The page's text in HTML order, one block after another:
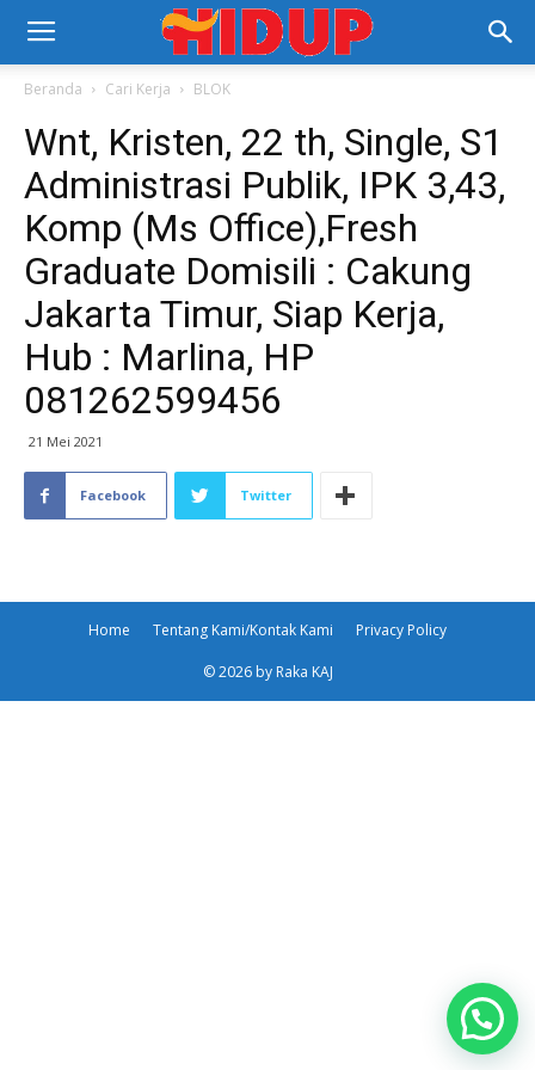
Beranda Cari Kerja BLOK
Wnt, Kristen, 22 th, Single, S1
Administrasi Publik, IPK 3,43,
Komp (Ms Office),Fresh
Graduate Domisili : Cakung
Jakarta Timur, Siap Kerja,
Hub : Marlina, HP
081262599456
21 Mei 2021
Facebook Twitter
Home Tentang Kami/Kontak Kami Privacy Policy
© 2026 by Raka KAJ